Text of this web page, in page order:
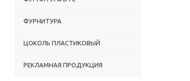
ФУРНИТУРА
ЦОКОЛЬ ПЛАСТИКОВЫЙ
РЕКЛАМНАЯ ПРОДУКЦИЯ